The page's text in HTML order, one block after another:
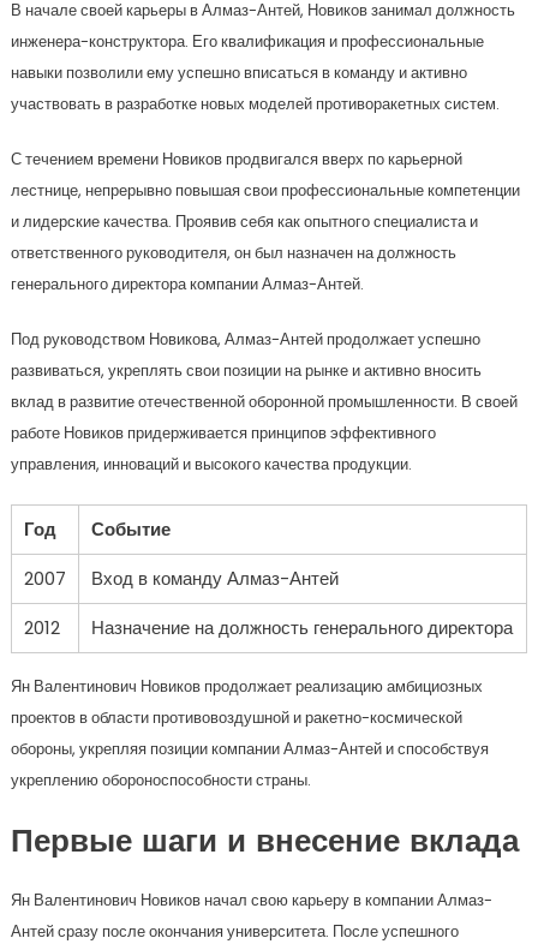
В начале своей карьеры в Алмаз-Антей, Новиков занимал должность
инженера-конструктора. Его квалификация и профессиональные
навыки позволили ему успешно вписаться в команду и активно
участвовать в разработке новых моделей противоракетных систем.
С течением времени Новиков продвигался вверх по карьерной
лестнице, непрерывно повышая свои профессиональные компетенции
и лидерские качества. Проявив себя как опытного специалиста и
ответственного руководителя, он был назначен на должность
генерального директора компании Алмаз-Антей.
Под руководством Новикова, Алмаз-Антей продолжает успешно
развиваться, укреплять свои позиции на рынке и активно вносить
вклад в развитие отечественной оборонной промышленности. В своей
работе Новиков придерживается принципов эффективного
управления, инноваций и высокого качества продукции.
Год
Событие
2007
Вход в команду Алмаз-Антей
2012
Назначение на должность генерального директора
Ян Валентинович Новиков продолжает реализацию амбициозных
проектов в области противовоздушной и ракетно-космической
обороны, укрепляя позиции компании Алмаз-Антей и способствуя
укреплению обороноспособности страны.
Первые шаги и внесение вклада
Ян Валентинович Новиков начал свою карьеру в компании Алмаз-
Антей сразу после окончания университета. После успешного